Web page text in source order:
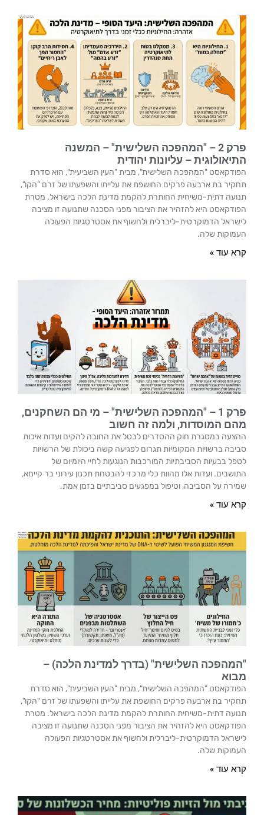
פרק 2 – "המהפכה השלישית" – המשנה
התיאולוגית – עליונות יהודית
הפודקאסט "המהפכה השלישית", מבית "העין השביעית", הוא סדרת
תחקיר בת ארבעה פרקים החושפת את עלייתו והשפעתו של זרם "הקו",
תנועה דתית-משיחית החותרת להקמת מדינת הלכה בישראל. מטרת
הפודקאסט היא להזהיר את הציבור מפני הסכנה שתנועה זו מציבה
לישראל הדמוקרטית-ליברלית ולחשוף את אסטרטגיות הפעולה
העמוקות שלה.
קרא עוד »
פרק 1 – "המהפכה השלישית" – מי הם השחקנים,
מהם המוסדות, ולמה זה חשוב
ההצעה במסגרת חוק ההסדרים לבטל את החובה להקים ועדות איכות
סביבה ברשויות המקומיות תגרום לפגיעה קשה ביכולת של הרשויות
לטפל בבעיות הסביבתיות המורכבות הנוגעות לחיי היומיום של
התושבים. ועדות אלו מהוות כלי מרכזי להבטחת תכנון עירוני בר קיימא,
שמירה על הסביבה, וטיפול במפגעים סביבתיים בזמן אמת.
קרא עוד »
"המהפכה השלישית" (בדרך למדינת הלכה) –
מבוא
הפודקאסט "המהפכה השלישית", מבית "העין השביעית", הוא סדרת
תחקיר בת ארבעה פרקים החושפת את עלייתו והשפעתו של זרם "הקו",
תנועה דתית-משיחית החותרת להקמת מדינת הלכה בישראל. מטרת
הפודקאסט היא להזהיר את הציבור מפני הסכנה שתנועה זו מציבה
לישראל הדמוקרטית-ליברלית ולחשוף את אסטרטגיות הפעולה
העמוקות שלה.
קרא עוד »